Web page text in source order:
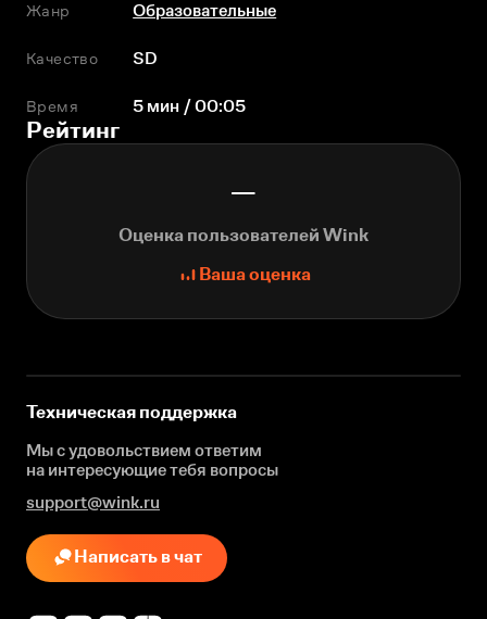
Жанр Образовательные
Качество SD
Время 5 мин / 00:05
Рейтинг
—
Оценка пользователей Wink
Ваша оценка
Техническая поддержка
Мы с удовольствием ответим
на интересующиетебя вопросы
support@wink.ru
Написать в чат